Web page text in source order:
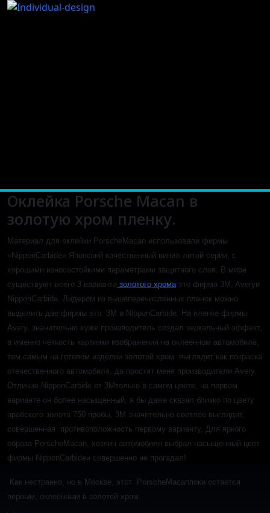
Оклейка Porsche Macan в
золотую хром пленку.
Материал для оклейки PorscheMacan использовали фирмы
«NipponCarbide» Японский качественный винил литой серии, с
хорошими износостойкими параметрами защитного слоя. В мире
существуют всего 3 варианта золотого хрома это фирма 3M, Averyи
NipponCarbide. Лидером из вышеперечисленных пленок можно
выделить две фирмы это: 3M и NipponCarbide. На пленке фирмы
Avery, значительно хуже производитель создал зеркальный эффект,
а именно четкость картинки изображения на оклеенном автомобиле,
тем самым на готовом изделии золотой хром выглядит как покраска
отечественного автомобиля, да простят меня производители Avery.
Отличие NipponCarbide от 3Mтолько в самом цвете, на первом
варианте он более насыщенный, я бы даже сказал близко по цвету
арабского золота 750 пробы, 3М значительно светлее выглядит,
совершенная противоположность первому варианту. Для яркого
образа PorscheMacan, хозяин автомобиля выбрал насыщенный цвет
фирмы NipponCarbideи совершенно не прогадал!
Как нестранно, но в Москве, этот PorscheMacanпока остается
первым, оклеенным в золотой хром.